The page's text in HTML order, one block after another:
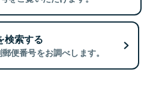
検索する
便番号をお調べします。